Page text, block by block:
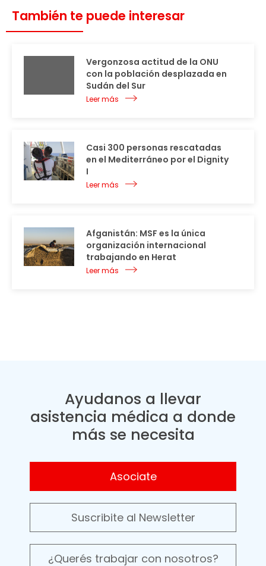
También te puede interesar
Vergonzosa actitud de la ONU
con la población desplazada en
Sudán del Sur
Leer más
Casi 300 personas rescatadas
en el Mediterráneo por el Dignity
I
Leer más
Afganistán: MSF es la única
organización internacional
trabajando en Herat
Leer más
Ayudanos a llevar
asistencia médica a donde
más se necesita
Asociate
Suscribite al Newsletter
¿Querés trabajar con nosotros?